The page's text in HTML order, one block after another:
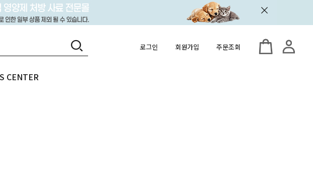
로그인 회원가입 주문조회
CENTER